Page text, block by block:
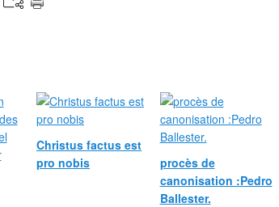
Christus factus est
pro nobis
procès de
canonisation :Pedro
Ballester.